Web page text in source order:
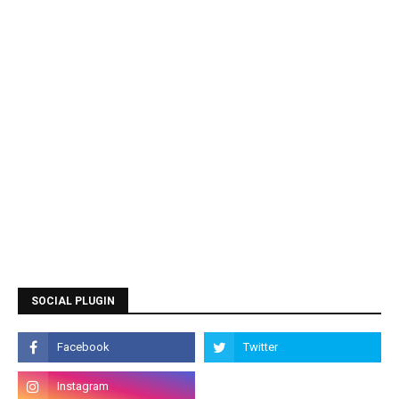
SOCIAL PLUGIN